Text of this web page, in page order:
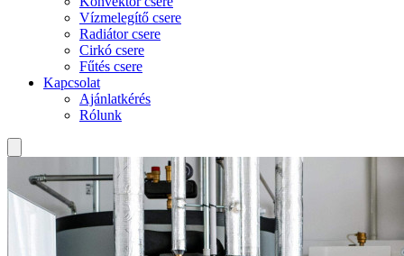
Vízmelegítő csere
Radiátor csere
Cirkó csere
Fűtés csere
Kapcsolat
Ajánlatkérés
Rólunk